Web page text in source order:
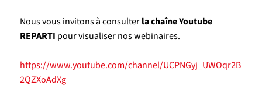
Nous vous invitons à consulterla chaîne Youtube
REPARTI pour visualiser nos webinaires.
https://www.youtube.com/channel/UCPNGyj_UWOqr2B
2QZXoAdXg